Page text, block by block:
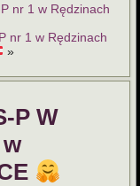
nr 1 w Rędzinach
nr 1 w Rędzinach
»
P W